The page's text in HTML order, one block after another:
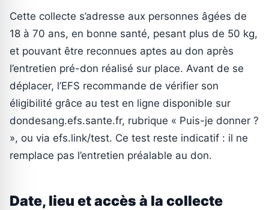
Cette collecte s’adresse aux personnes âgées de
18 à 70 ans, en bonne santé, pesant plus de 50 kg,
et pouvant être reconnues aptes au don après
l’entretien pré-don réalisé sur place. Avant de se
déplacer, l’EFS recommande de vérifier son
éligibilité grâce au test en ligne disponible sur
dondesang.efs.sante.fr, rubrique « Puis-je donner ?
», ou via efs.link/test. Ce test reste indicatif : il ne
remplace pas l’entretien préalable au don.
Date, lieu et accès à la collecte